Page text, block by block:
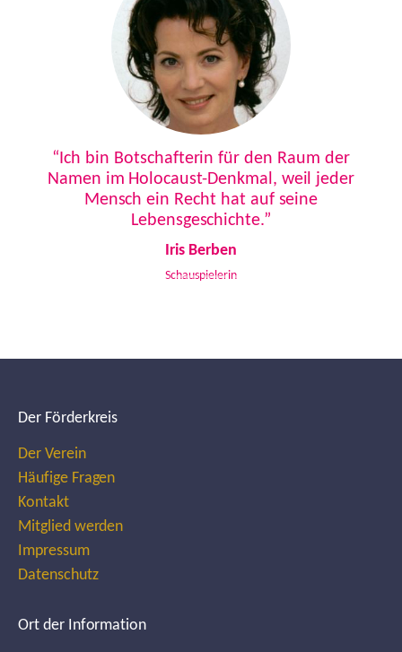
“Ich bin Botschafterin für den Raum der
Namen im Holocaust-Denkmal, weil jeder
Mensch ein Recht hat auf seine
Lebensgeschichte.”
Iris Berben
Schauspielerin
Der Förderkreis
Der Verein
Häufige Fragen
Kontakt
Mitglied werden
Impressum
Datenschutz
Ort der Information